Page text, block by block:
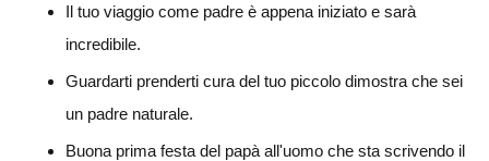
Il tuo viaggio come padre è appena iniziato e sarà
incredibile.
Guardarti prenderti cura del tuo piccolo dimostra che sei
un padre naturale.
Buona prima festa del papà all'uomo che sta scrivendo il